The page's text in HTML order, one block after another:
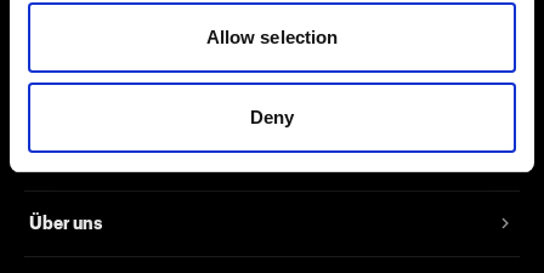
Allow selection
Deny
größer als JPEG-Dateien, weshalb sie
Über uns